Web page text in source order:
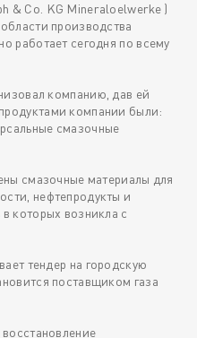
& Co. KG Mineraloelwerke )
производства
работает сегодня по всему
компанию, дав ей
компании были:
смазочные
смазочные материалы для
нефтепродукты и
которых возникла с
тендер на городскую
поставщиком газа